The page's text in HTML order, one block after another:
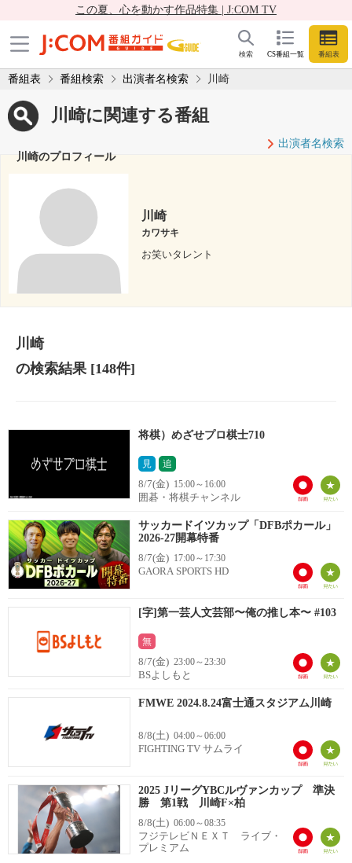
この夏、心を動かす作品特集 | J:COM TV
CS番組一覧 番組表
検索
番組表 番組検索 出演者名検索 川崎
川崎に関連する番組
出演者名検索
川崎のプロフィール
川崎
カワサキ
お笑いタレント
川崎
の検索結果[148件]
将棋）めざせプロ棋士710
見 追
8/7(金) 15:00～16:00
囲碁・将棋チャンネル
サッカードイツカップ「DFBポカール」
2026-27開幕特番
8/7(金) 17:00～17:30
GAORA SPORTS HD
[字]第一芸人文芸部〜俺の推し本〜 #103
無
8/7(金) 23:00～23:30
BSよしもと
FMWE 2024.8.24富士通スタジアム川崎
8/8(土) 04:00～06:00
FIGHTING TV サムライ
2025 JリーグYBCルヴァンカップ 準決
勝 第1戦 川崎F×柏
8/8(土) 06:00～08:35
フジテレビＮＥＸＴ ライブ・
プレミアム